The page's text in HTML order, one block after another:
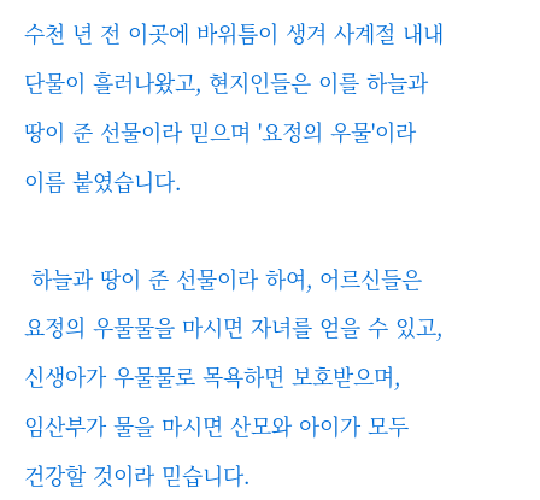
수천 년 전 이곳에 바위틈이 생겨 사계절 내내
단물이 흘러나왔고, 현지인들은 이를 하늘과
땅이 준 선물이라 믿으며 '요정의 우물'이라
이름 붙였습니다.
하늘과 땅이 준 선물이라 하여, 어르신들은
요정의 우물물을 마시면 자녀를 얻을 수 있고,
신생아가 우물물로 목욕하면 보호받으며,
임산부가 물을 마시면 산모와 아이가 모두
건강할 것이라 믿습니다.